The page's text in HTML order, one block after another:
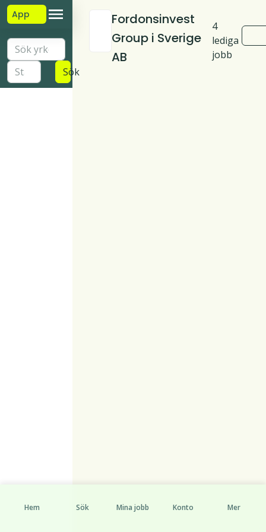
App
Sök
Fordonsinvest
Group i Sverige
AB
4
lediga
jobb
Hem Sök Mina jobb Konto Mer